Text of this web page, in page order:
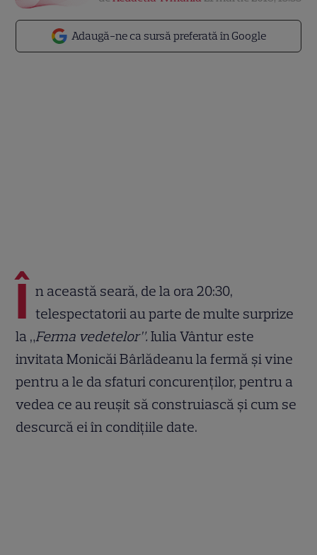
Adaugă-ne ca sursă preferată în Google
Î n această seară, de la ora 20:30,
telespectatorii au parte de multe surprize
la „Ferma vedetelor”. Iulia Vântur este
invitata Monicăi Bârlădeanu la fermă și vine
pentru a le da sfaturi concurenților, pentru a
vedea ce au reușit să construiască și cum se
descurcă ei în condițiile date.